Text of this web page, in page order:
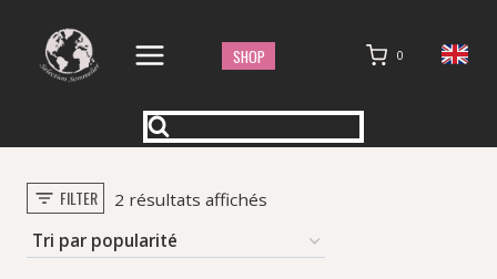
contenu
SHOP 0
FILTER 2 résultats affichésTrié
popularité